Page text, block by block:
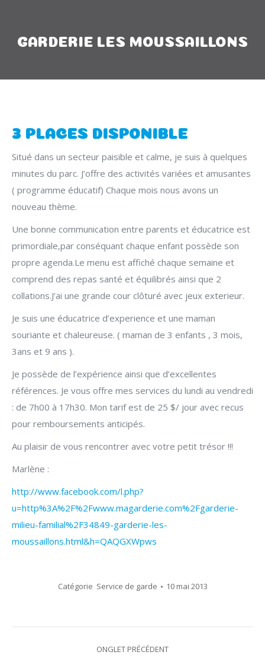
GARDERIE LES MOUSSAILLONS
3 PLACES DISPONIBLE
Situé dans un secteur paisible et calme, je suis à quelques
minutes du parc. J’offre des activités variées et amusantes
( programme éducatif) Chaque mois nous avons un
nouveau thème.
Une bonne communication entre parents et éducatrice est
primordiale,par conséquant chaque enfant possède son
propre agenda.Le menu est affiché chaque semaine et
comprend des repas santé et équilibrés ainsi que 2
collations.J’ai une grande cour clôturé avec jeux exterieur.
Je suis une éducatrice d’experience et une maman
souriante et chaleureuse. ( maman de 3 enfants , 3 mois,
3ans et 9 ans ).
Je possède de l’expérience ainsi que d’excellentes
références. Je vous offre mes services du lundi au vendredi
: de 7h00 à 17h30. Mon tarif est de 25 $/ jour avec recus
pour remboursements anticipés.
Au plaisir de vous rencontrer avec votre petit trésor !!!
Marlène :
http://www.facebook.com/l.php?
u=http%3A%2F%2Fwww.magarderie.com%2Fgarderie-
milieu-familial%2F34849-garderie-les-
moussaillons.html&h=QAQGXWpws
Catégorie Service de garde 10 mai 2013
ONGLET PRÉCÉDENT